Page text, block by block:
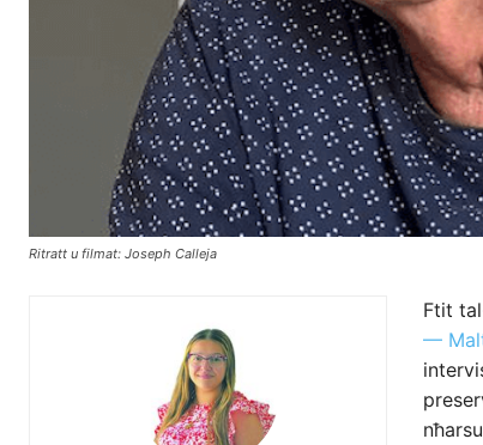
Ritratt u filmat: Joseph Calleja
Ftit
—